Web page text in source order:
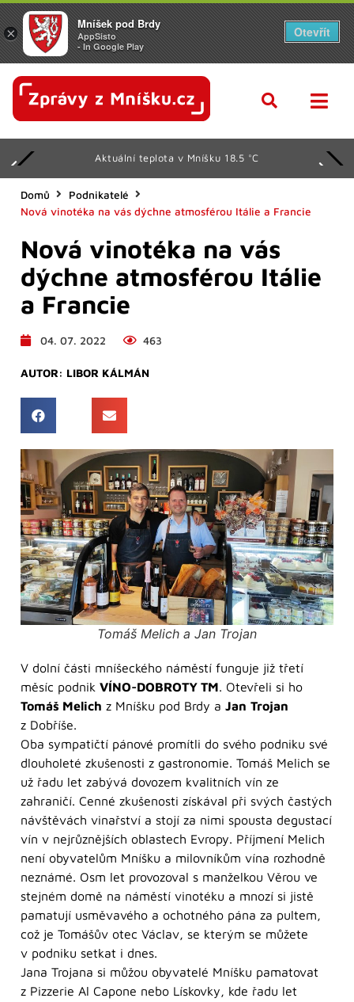
Aktuální teplota v Mníšku 18.5 °C
Domů
Podnikatelé
Nová vinotéka na vás dýchne atmosférou Itálie a Francie
Nová vinotéka na vás
dýchne atmosférou Itálie
a Francie
04. 07. 2022 463
AUTOR: LIBOR KÁLMÁN
Tomáš Melich a Jan Trojan
V dolní části mníšeckého náměstí funguje již třetí
měsíc podnik VÍNO-DOBROTY TM. Otevřeli si ho
Tomáš Melich z Mníšku pod Brdy a Jan Trojan
z Dobříše.
Oba sympatičtí pánové promítli do svého podniku své
dlouholeté zkušenosti z gastronomie. Tomáš Melich se
už řadu let zabývá dovozem kvalitních vín ze
zahraničí. Cenné zkušenosti získával při svých častých
návštěvách vinařství a stojí za nimi spousta degustací
vín v nejrůznějších oblastech Evropy. Příjmení Melich
není obyvatelům Mníšku a milovníkům vína rozhodně
neznámé. Osm let provozoval s manželkou Věrou ve
stejném domě na náměstí vinotéku a mnozí si jistě
pamatují usměvavého a ochotného pána za pultem,
což je Tomášův otec Václav, se kterým se můžete
v podniku setkat i dnes.
Jana Trojana si můžou obyvatelé Mníšku pamatovat
z Pizzerie Al Capone nebo Lískovky, kde řadu let
×
Mníšek pod Brdy
AppSisto
- In Google Play
Otevřít